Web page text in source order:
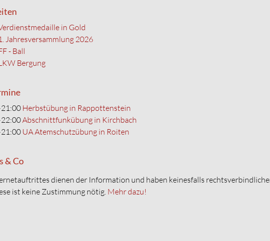
in Gold
Jahresversammlung 2026
- Ball
Bergung
Herbstübung in Rappottenstein
Abschnittfunkübung in Kirchbach
UA Atemschutzübung in Roiten
& Co
dienen der Information und haben keinesfalls
ist keine Zustimmung nötig. Mehr dazu!